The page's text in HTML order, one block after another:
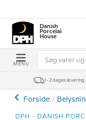
Danish
Porcelain
House
MENU
1-2 dages levering
Forside
DPH - DANISH